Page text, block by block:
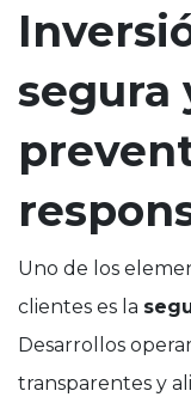
segura
Uno de los
clientes es la
Desarrollos
transparentes y